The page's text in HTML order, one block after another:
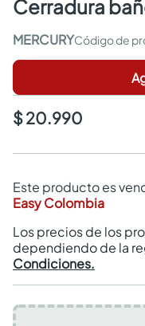
cerradura
MERCURY
$ 20.990
Este producto es
Easy Colombia
Los precios de los
dependiendo de la
Condiciones.